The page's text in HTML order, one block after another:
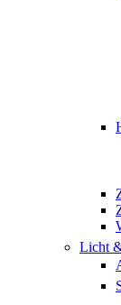
Licht